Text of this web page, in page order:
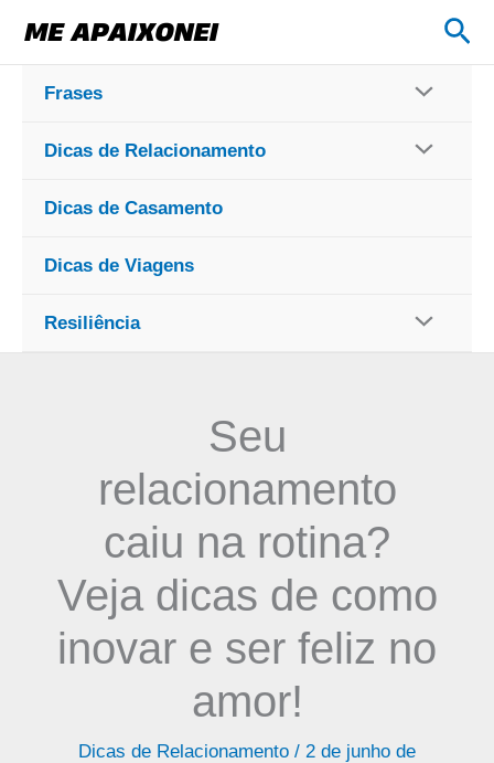
para
conteúdo
Frases
Dicas de Relacionamento
Dicas de Casamento
Dicas de Viagens
Resiliência
Seu
relacionamento
caiu na rotina?
Veja dicas de como
inovar e ser feliz no
amor!
Dicas de Relacionamento / 2 de junho de